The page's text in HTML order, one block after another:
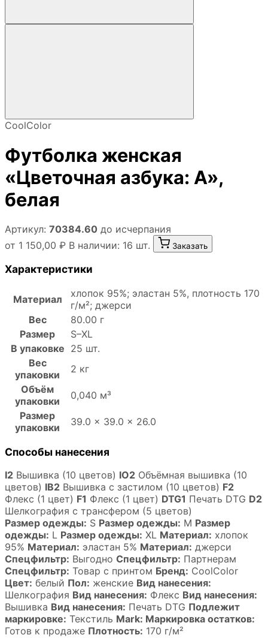
CoolColor
Футболка женская
«Цветочная азбука: А»,
белая
Артикул: 70384.60 до исчерпания
от 1 150,00 ₽ В наличии: 16 шт. Заказать
Характеристики
Материал
хлопок 95%; эластан 5%, плотность 170
г/м²; джерси
Вес
80.00 г
Размер
S–XL
В упаковке 25 шт.
Вес
упаковки
2 кг
Объём
упаковки
0,040 м³
Размер
упаковки
39.0 × 39.0 × 26.0
Способы нанесения
I2 Вышивка (10 цветов) IO2 Объёмная вышивка (10
цветов) IB2 Вышивка с застилом (10 цветов) F2
Флекс (1 цвет) F1 Флекс (1 цвет) DTG1 Печать DTG D2
Шелкография с трансфером (5 цветов)
Размер одежды: S Размер одежды: M Размер
одежды: L Размер одежды: XL Материал: хлопок
95% Материал: эластан 5% Материал: джерси
Спецфильтр: Выгодно Спецфильтр: Партнерам
Спецфильтр: Товар с принтом Бренд: CoolColor
Цвет: белый Пол: женские Вид нанесения:
Шелкография Вид нанесения: Флекс Вид нанесения:
Вышивка Вид нанесения: Печать DTG Подлежит
маркировке: Текстиль Mark: Маркировка остатков:
Готов к продаже Плотность: 170 г/м²